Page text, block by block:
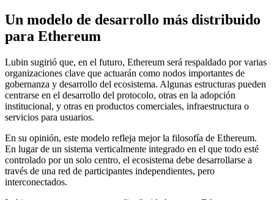
Un modelo de desarrollo más distribuido
para Ethereum
Lubin sugirió que, en el futuro, Ethereum será respaldado por varias
organizaciones clave que actuarán como nodos importantes de
gobernanza y desarrollo del ecosistema. Algunas estructuras pueden
centrarse en el desarrollo del protocolo, otras en la adopción
institucional, y otras en productos comerciales, infraestructura o
servicios para usuarios.
En su opinión, este modelo refleja mejor la filosofía de Ethereum.
En lugar de un sistema verticalmente integrado en el que todo esté
controlado por un solo centro, el ecosistema debe desarrollarse a
través de una red de participantes independientes, pero
interconectados.